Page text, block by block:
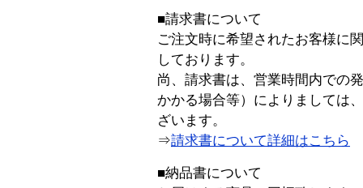
■請求書について
ご注文時に希望されたお客様に
しております。
尚、請求書は、営業時間内での
かかる場合等）によりましては
ざいます。
⇒請求書について詳細はこちら
■納品書について